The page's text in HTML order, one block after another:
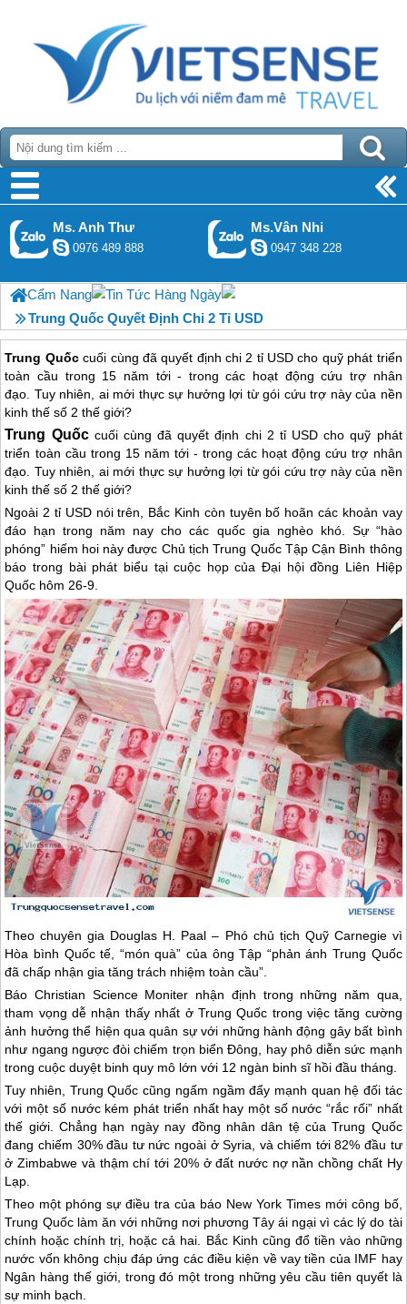
Ms. Anh Thư
0976 489 888
Ms.Vân Nhi
0947 348 228
Cẩm Nang
Tin Tức Hàng Ngày
Trung Quốc Quyết Định Chi 2 Tỉ USD
Trung Quốccuối cùng đã quyết định chi 2 tỉ USD cho quỹ phát triển
toàn cầu trong 15 năm tới - trong các hoạt động cứu trợ nhân
đạo. Tuy nhiên, ai mới thực sự hưởng lợi từ gói cứu trợ này của nền
kinh thế số 2 thế giới?
Trung Quốccuối cùng đã quyết định chi 2 tỉ USD cho quỹ phát
triển toàn cầu trong 15 năm tới - trong các hoạt động cứu trợ nhân
đạo. Tuy nhiên, ai mới thực sự hưởng lợi từ gói cứu trợ này của nền
kinh thế số 2 thế giới?
Ngoài 2 tỉ USD nói trên, Bắc Kinh còn tuyên bố hoãn các khoản vay
đáo hạn trong năm nay cho các quốc gia nghèo khó. Sự “hào
phóng” hiếm hoi này được Chủ tịchTrung QuốcTập Cận Bình thông
báo trong bài phát biểu tại cuộc họp của Đại hội đồng Liên Hiệp
Quốc hôm 26-9.
Theo chuyên gia Douglas H. Paal – Phó chủ tịch Quỹ Carnegie vì
Hòa bình Quốc tế, “món quà” của ông Tập “phản ánh Trung Quốc
đã chấp nhận gia tăng trách nhiệm toàn cầu”.
Báo Christian Science Moniter nhận định trong những năm qua,
tham vọng dễ nhận thấy nhất ở Trung Quốc trong việc tăng cường
ảnh hưởng thể hiện qua quân sự với những hành động gây bất bình
như ngang ngược đòi chiếm trọn biển Đông, hay phô diễn sức mạnh
trong cuộc duyệt binh quy mô lớn với 12 ngàn binh sĩ hồi đầu tháng.
Tuy nhiên, Trung Quốc cũng ngấm ngầm đẩy mạnh quan hệ đối tác
với một số nước kém phát triển nhất hay một số nước “rắc rối” nhất
thế giới. Chẳng hạn ngày nay đồng nhân dân tệ củaTrung Quốc
đang chiếm 30% đầu tư nức ngoài ở Syria, và chiếm tới 82% đầu tư
ở Zimbabwe và thậm chí tới 20% ở đất nước nợ nần chồng chất Hy
Lạp.
Theo một phóng sự điều tra của báo New York Times mới công bố,
Trung Quốclàm ăn với những nơi phương Tây ái ngại vì các lý do tài
chính hoặc chính trị, hoặc cả hai. Bắc Kinh cũng đổ tiền vào những
nước vốn không chịu đáp ứng các điều kiện về vay tiền của IMF hay
Ngân hàng thế giới, trong đó một trong những yêu cầu tiên quyết là
sự minh bạch.